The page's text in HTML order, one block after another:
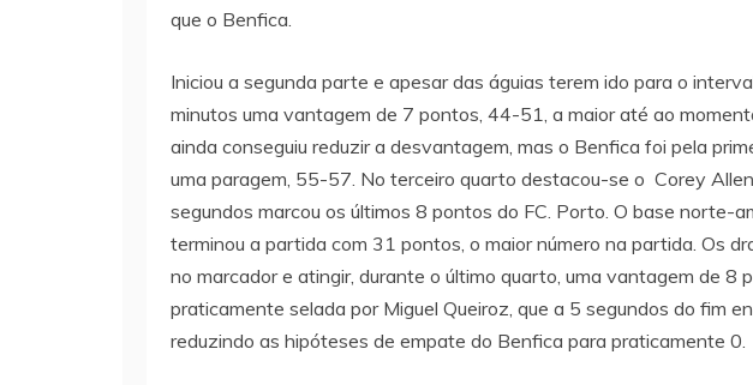
que o Benfica.
Iniciou a segunda parte e apesar das águias terem ido para o
minutos uma vantagem de 7 pontos, 44-51, a maior até ao
ainda conseguiu reduzir a desvantagem, mas o Benfica foi pela
uma paragem, 55-57. No terceiro quarto destacou-se o Corey
segundos marcou os últimos 8 pontos do FC. Porto. O base norte-
terminou a partida com 31 pontos, o maior número na partida. Os
no marcador e atingir, durante o último quarto, uma vantagem de 8
praticamente selada por Miguel Queiroz, que a 5 segundos do fim
reduzindo as hipóteses de empate do Benfica para praticamente 0.